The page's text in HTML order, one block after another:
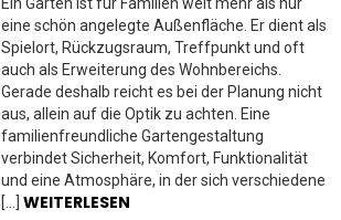
eine schön angelegte Außenfläche. Er dient als
Spielort, Rückzugsraum, Treffpunkt und oft
auch als Erweiterung des Wohnbereichs.
Gerade deshalb reicht es bei der Planung nicht
aus, allein auf die Optik zu achten. Eine
familienfreundliche Gartengestaltung
verbindet Sicherheit, Komfort, Funktionalität
und eine Atmosphäre, in der sich verschiedene
[…] WEITERLESEN